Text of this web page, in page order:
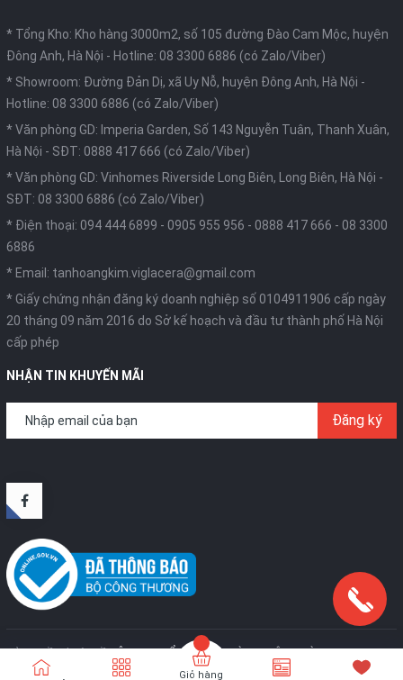
* Tổng Kho: Kho hàng 3000m2, số 105 đường Đào Cam Mộc, huyện
Đông Anh, Hà Nội - Hotline: 08 3300 6886 (có Zalo/Viber)
* Showroom: Đường Đản Dị, xã Uy Nỗ, huyện Đông Anh, Hà Nội -
Hotline: 08 3300 6886 (có Zalo/Viber)
* Văn phòng GD: Imperia Garden, Số 143 Nguyễn Tuân, Thanh Xuân,
Hà Nội - SĐT: 0888 417 666 (có Zalo/Viber)
* Văn phòng GD: Vinhomes Riverside Long Biên, Long Biên, Hà Nội -
SĐT: 08 3300 6886 (có Zalo/Viber)
* Điện thoại: 094 444 6899 - 0905 955 956 - 0888 417 666 - 08 3300
6886
* Email: tanhoangkim.viglacera@gmail.com
* Giấy chứng nhận đăng ký doanh nghiệp số 0104911906 cấp ngày
20 tháng 09 năm 2016 do Sở kế hoạch và đầu tư thành phố Hà Nội
cấp phép
NHẬN TIN KHUYẾN MÃI
Đăng ký
Bản quyền thuộc vềCÔNG TY CỔ PHẦN SX VÀ TM TÂN HOÀNG KIM.Cung
cấp bởi
Giỏ hàng